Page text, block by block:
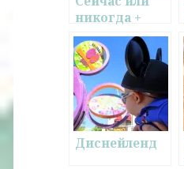
никогда +
Несколько
вещей,
которые
стоит
помнить,
начиная что-
то новое
Диснейленд